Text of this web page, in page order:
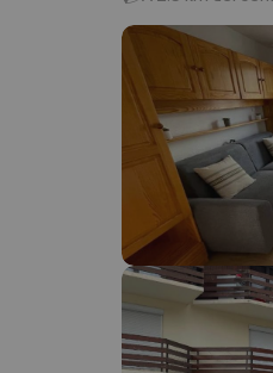
!Vaja! No
Vaja!